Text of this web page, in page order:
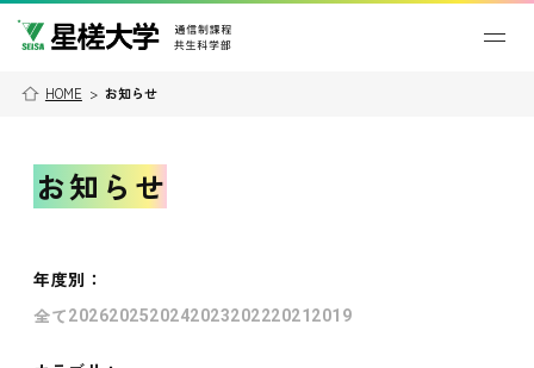
HOME > お知らせ
お知らせ
年度別 ：
全て202620252024202320222021 2019